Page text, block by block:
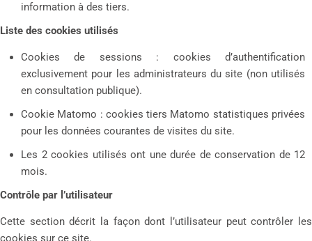
information à des tiers.
Liste des cookies utilisés
Cookies de sessions : cookies d’authentification
exclusivement pour les administrateurs du site (non utilisés
en consultation publique).
Cookie Matomo : cookies tiers Matomo statistiques privées
pour les données courantes de visites du site.
Les 2 cookies utilisés ont une durée de conservation de 12
mois.
Contrôle par l’utilisateur
Cette section décrit la façon dont l’utilisateur peut contrôler les
cookies sur ce site.